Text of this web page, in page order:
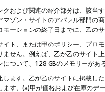
および関連の紹介部分は、該当
ゾン・サイトのアパレル部門の
ーションの終了日までに、乙の
ト、または甲のポリシー、プロ
せん。例えば、乙が乙のサイト
ついて、128 GBのメモリーがあ
ます。乙が乙のサイトに掲載し
す。(a)甲が価格および在庫の